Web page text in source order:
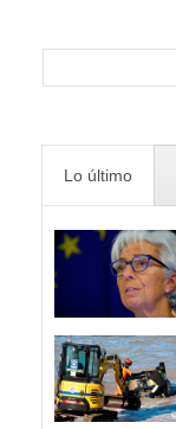
Lo último